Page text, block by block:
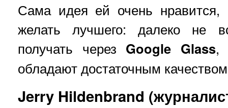
Сама идея ей очень нравится,
желать лучшего: далеко не
получать через Google Glass,
обладают достаточным
Jerry Hildenbrand